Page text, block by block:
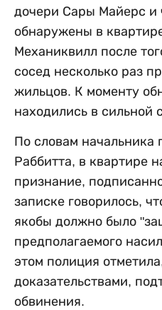
дочери Сары Майерс и
обнаружены в
Механиквилл после
сосед несколько раз
жильцов. К моменту
находились в сильной
По словам начальника
Раббитта, в квартире
признание,
записке говорилось,
якобы должно было
предполагаемого
этом полиция
доказательствами,
обвинения.